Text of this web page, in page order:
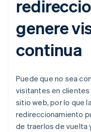
genere
continua
Puede que no sea
visitantes en clientes
sitio web, por lo que
redireccionamiento
de traerlos de vuelta